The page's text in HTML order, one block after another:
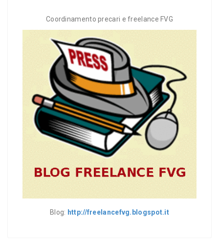
Coordinamento precari e freelance FVG
Blog: http://freelancefvg.blogspot.it